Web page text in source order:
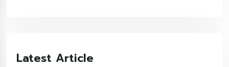
Latest Article